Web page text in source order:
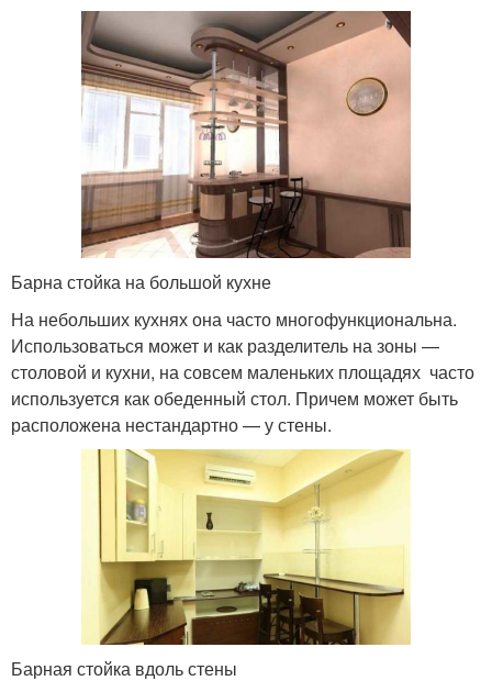
Барна стойка на большой кухне
На небольших кухнях она часто многофункциональна.
Использоваться может и как разделитель на зоны —
столовой и кухни, на совсем маленьких площадях часто
используется как обеденный стол. Причем может быть
расположена нестандартно — у стены.
Барная стойка вдоль стены